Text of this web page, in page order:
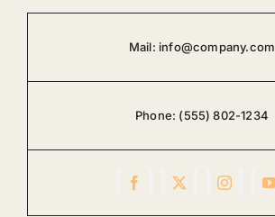
Mail: info@company.com
Phone: (555) 802-1234